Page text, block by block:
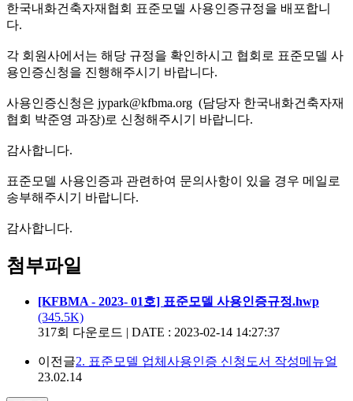
한국내화건축자재협회 표준모델 사용인증규정을 배포합니
다.
각 회원사에서는 해당 규정을 확인하시고 협회로 표준모델 사
용인증신청을 진행해주시기 바랍니다.
사용인증신청은 jypark@kfbma.org (담당자 한국내화건축자재
협회 박준영 과장)로 신청해주시기 바랍니다.
감사합니다.
표준모델 사용인증과 관련하여 문의사항이 있을 경우 메일로
송부해주시기 바랍니다.
감사합니다.
첨부파일
[KFBMA - 2023- 01호] 표준모델 사용인증규정.hwp
(345.5K)
317회 다운로드 | DATE : 2023-02-14 14:27:37
이전글2. 표준모델 업체사용인증 신청도서 작성메뉴얼
23.02.14